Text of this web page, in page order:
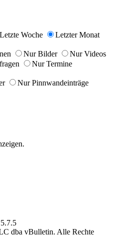
Letzte Woche
Letzter Monat
Nur Bilder
Nur Videos
Nur Termine
Nur Pinnwandeinträge
dba vBulletin. Alle Rechte